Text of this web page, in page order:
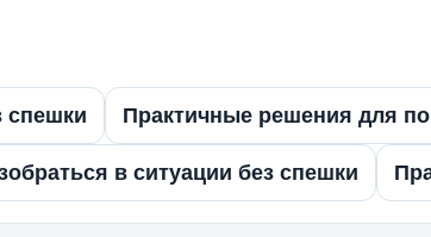
спешки Практичные решения для
в ситуации без спешки